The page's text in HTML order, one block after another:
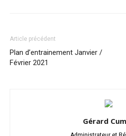
Article précédent
Plan d’entrainement Janvier /
Février 2021
Gérard